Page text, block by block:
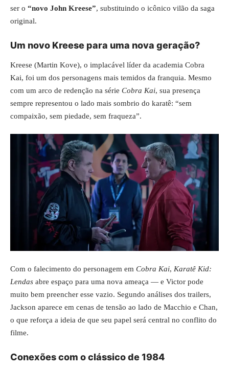
ser o “novo John Kreese”, substituindo o icônico vilão da saga
original.
Um novo Kreese para uma nova geração?
Kreese (Martin Kove), o implacável líder da academia Cobra
Kai, foi um dos personagens mais temidos da franquia. Mesmo
com um arco de redenção na série Cobra Kai, sua presença
sempre representou o lado mais sombrio do karatê: “sem
compaixão, sem piedade, sem fraqueza”.
Com o falecimento do personagem em Cobra Kai, Karatê Kid:
Lendas abre espaço para uma nova ameaça — e Victor pode
muito bem preencher esse vazio. Segundo análises dos trailers,
Jackson aparece em cenas de tensão ao lado de Macchio e Chan,
o que reforça a ideia de que seu papel será central no conflito do
filme.
Conexões com o clássico de 1984